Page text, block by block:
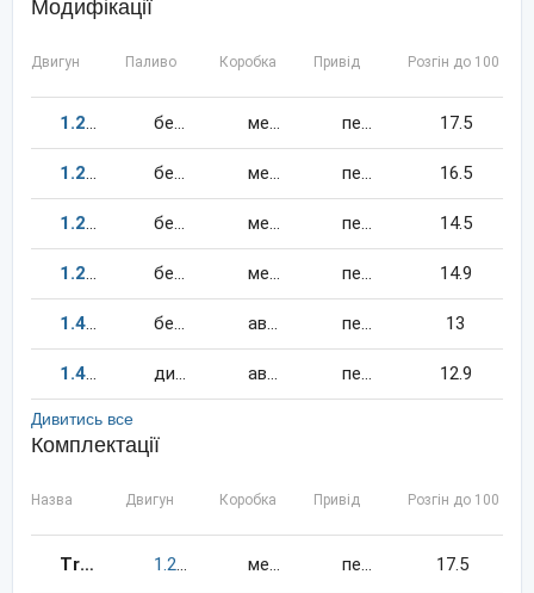
Модифікації
Двигун Паливо Коробка Привід Розгін до 100 км/
1.255 бензин механіка передній 17.5
1.260 бензин механіка передній 16.5
1.270 бензин механіка передній 14.5
1.264 бензин механіка передній 14.9
1.480 бензин автомат передній 13
1.480 дизель автомат передній 12.9
Дивитись все
Комплектації
Назва Двигун Коробка Привід Розгін до 100 км/
Trendline 1.255 бензин
механіка передній 17.5